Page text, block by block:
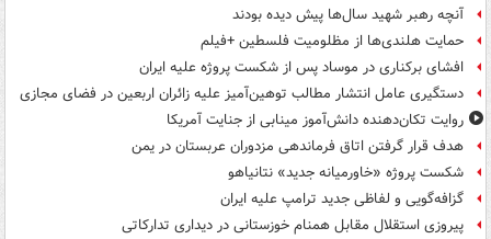
آنچه رهبر شهید سال‌ها پیش دیده بودند
حمایت هلندی‌ها از مظلومیت فلسطین +فیلم
افشای برکناری در موساد پس از شکست پروژه علیه ایران
دستگیری عامل انتشار مطالب توهین‌آمیز علیه زائران اربعین در فضای مجازی
روایت تکان‌دهنده دانش‌آموز مینابی از جنایت آمریکا
هدف قرار گرفتن اتاق‌ فرماندهی مزدوران عربستان در یمن
شکست پروژه «خاورمیانه جدید» نتانیاهو
گزافه‌گویی و لفاظی جدید ترامپ علیه ایران
پیروزی استقلال مقابل همنام خوزستانی در دیداری تدارکاتی